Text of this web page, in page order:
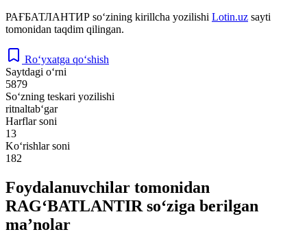
РАҒБАТЛАНТИР so‘zining kirillcha yozilishi Lotin.uz sayti
tomonidan taqdim qilingan.
Ro‘yxatga qo‘shish
Saytdagi o‘rni
5879
So‘zning teskari yozilishi
ritnaltab‘gar
Harflar soni
13
Ko‘rishlar soni
182
Foydalanuvchilar tomonidan
RAG‘BATLANTIR so‘ziga berilgan
ma’nolar